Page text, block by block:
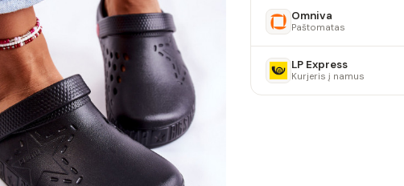
Omniva
Paštomatas
LP Express
Kurjeris į namus